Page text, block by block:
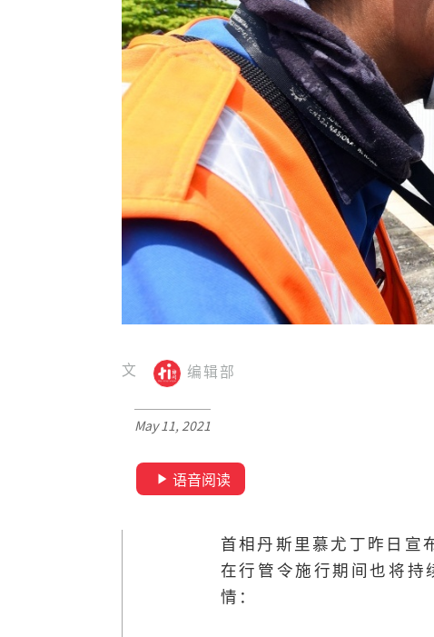
文 编辑部
May 11, 2021
语音阅读
首相丹斯里慕尤丁昨日宣
在行管令施行期间也将
情：